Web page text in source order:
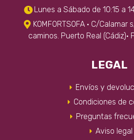
Lunes a Sábado de 10:15 a
KOMFORTSOFA · C/Calamar
caminos. Puerto Real
LEGAL
Envíos y
Condiciones de
Preguntas
Aviso legal